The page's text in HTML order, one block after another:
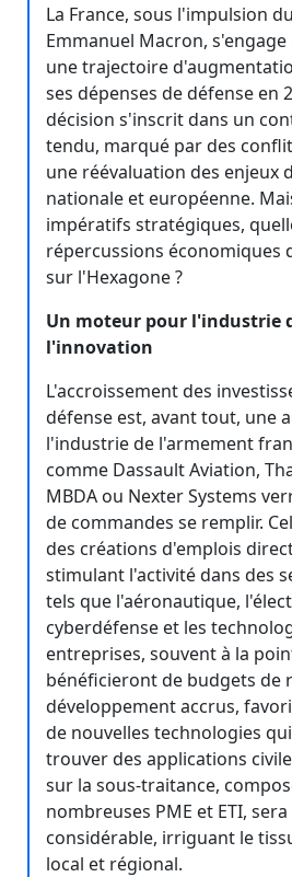
La France, sous l'impulsion
Emmanuel Macron,
une trajectoire
ses dépenses de défense en
décision s'inscrit dans un
tendu, marqué par des
une réévaluation des enjeux
nationale et européenne.
impératifs stratégiques,
répercussions économiques
sur l'Hexagone ?
Un moteur pour l'industrie
l'innovation
L'accroissement des
défense est, avant tout, une
l'industrie de l'armement
comme Dassault Aviation,
MBDA ou Nexter Systems
de commandes se remplir.
des créations d'emplois
stimulant l'activité dans des
tels que l'aéronautique,
cyberdéfense et les
entreprises, souvent à la
bénéficieront de budgets de
développement accrus,
de nouvelles technologies
trouver des applications
sur la sous-traitance,
nombreuses PME et ETI,
considérable, irriguant le
local et régional.